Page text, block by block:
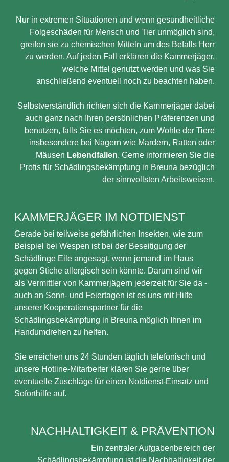
Nur in extremen Situationen und wenn gesundheitliche
Folgeschäden für Mensch und Tier unmöglich sind,
greifen sie zu chemischen Mitteln um des Befalls Herr
zu werden. Auf jeden Fall erklären die Kammerjäger,
welche Mittel genutzt werden und was Sie
anschließend eventuell noch zu beachten haben.
Selbstverständlich richten sich die Kammerjäger dabei
auch ganz nach Ihren persönlichen Präferenzen und
benutzen, falls Sie es möchten, zum Wohle der Tiere
insbesondere bei Nagern wie Mardern, Ratten oder
Mäusen Lebendfallen. Gerne informieren Sie die
Profis für Schädlingsbekämpfung in Breuna bezüglich
der sinnvollsten Arbeitsweisen.
KAMMERJÄGER IM NOTDIENST
Gerade bei teilweise gefährlichen Insekten, wie zum
Beispiel bei Wespen ist bei der Beseitigung der
Schädlinge Eile angesagt, wenn jemand im Haus
gegen Stiche allergisch sein könnte. Darum sind wir
als Vermittler von Kammerjägern jederzeit für Sie da -
auch an Sonn- und Feiertagen ist es uns mit Hilfe
unserer Kooperationspartner für die
Schädlingsbekämpfung in Breuna möglich Ihnen im
Handumdrehen zu helfen.
Sie erreichen uns 24 Stunden täglich telefonisch und
unsere Hotline-Mitarbeiter klären Sie gerne über
eventuelle Zuschläge für einen Notdienst-Einsatz und
Soforthilfe auf.
NACHHALTIGKEIT & PRÄVENTION
Ein zentraler Aufgabenbereich der
Schädlingsbekämpfung ist die Nachhaltigkeit der